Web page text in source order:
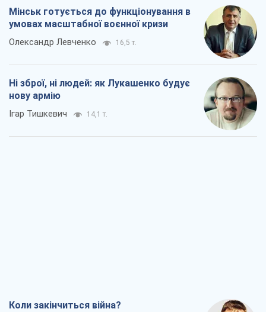
Мінськ готується до функціонування в
умовах масштабної воєнної кризи
Олександр Левченко 16,5 т.
Ні зброї, ні людей: як Лукашенко будує
нову армію
Ігар Тишкевич 14,1 т.
Коли закінчиться війна?